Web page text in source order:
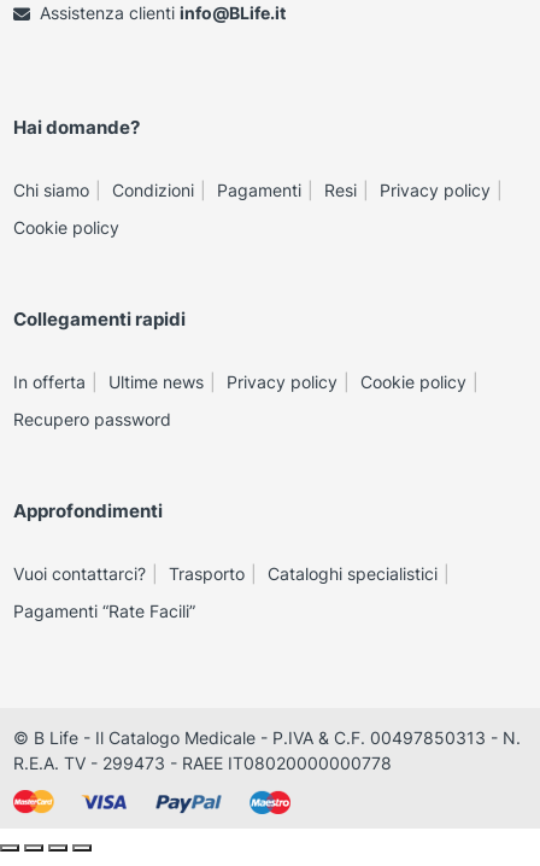
Assistenza clienti info@BLife.it
Hai domande?
Chi siamo Condizioni Pagamenti Resi
Privacy policy
Cookie policy
Collegamenti rapidi
In offerta Ultime news Privacy policy
Cookie policy
Recupero password
Approfondimenti
Vuoi contattarci? Trasporto
Cataloghi specialistici
Pagamenti “Rate Facili”
© B Life - Il Catalogo Medicale - P.IVA & C.F. 00497850313 - N.
R.E.A. TV - 299473 - RAEE IT08020000000778